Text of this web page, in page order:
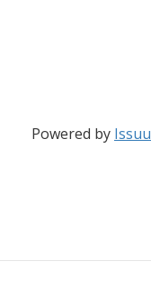
Powered by Issuu